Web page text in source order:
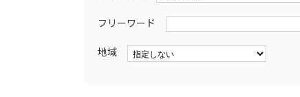
フリーワード
地域